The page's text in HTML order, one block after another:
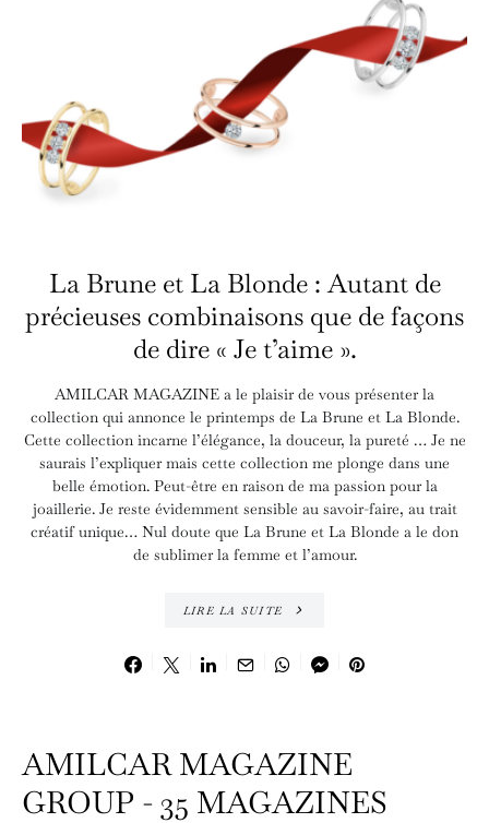
La Brune et La Blonde : Autant de
précieuses combinaisons que de façons
de dire « Je t’aime ».
AMILCAR MAGAZINE a le plaisir de vous présenter la
collection qui annonce le printemps de La Brune et La Blonde.
Cette collection incarne l’élégance, la douceur, la pureté … Je ne
saurais l’expliquer mais cette collection me plonge dans une
belle émotion. Peut-être en raison de ma passion pour la
joaillerie. Je reste évidemment sensible au savoir-faire, au trait
créatif unique… Nul doute que La Brune et La Blonde a le don
de sublimer la femme et l’amour.
LIRE LA SUITE
AMILCAR MAGAZINE
GROUP - 35 MAGAZINES